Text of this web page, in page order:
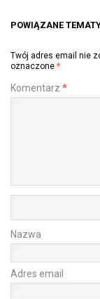
POWIĄZANE
Twój adres email nie
oznaczone *
Komentarz *
Nazwa
Adres email